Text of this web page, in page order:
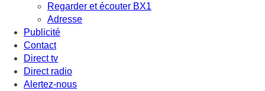
Regarder et écouter BX1
Adresse
Publicité
Contact
Direct tv
Direct radio
Alertez-nous